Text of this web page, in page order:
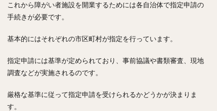
これから障がい者施設を開業するためには各自治体で指定申請の
手続きが必要です。
基本的にはそれぞれの市区町村が指定を行っています。
指定申請には基準が定められており、事前協議や書類審査、現地
調査などが実施されるのです。
厳格な基準に従って指定申請を受けられるかどうかが決まりま
す。